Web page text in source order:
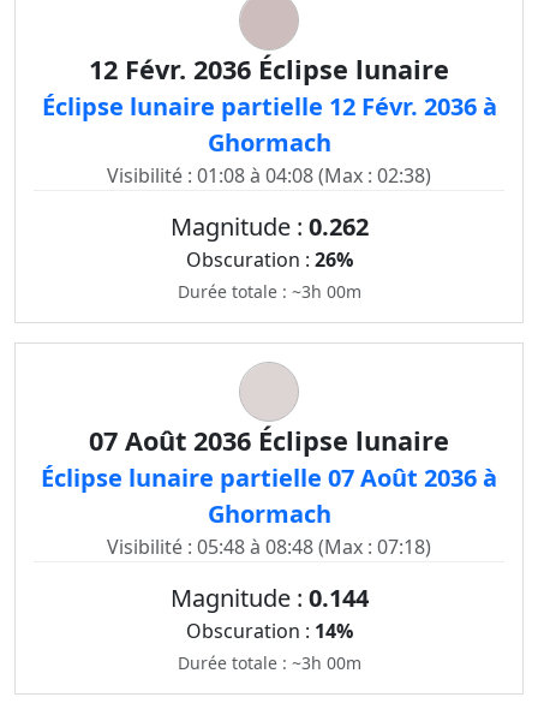
12 Févr. 2036 Éclipse lunaire
Éclipse lunaire partielle 12 Févr. 2036 à
Ghormach
Visibilité : 01:08 à 04:08 (Max : 02:38)
Magnitude : 0.262
Obscuration : 26%
Durée totale : ~3h 00m
07 Août 2036 Éclipse lunaire
Éclipse lunaire partielle 07 Août 2036 à
Ghormach
Visibilité : 05:48 à 08:48 (Max : 07:18)
Magnitude : 0.144
Obscuration : 14%
Durée totale : ~3h 00m